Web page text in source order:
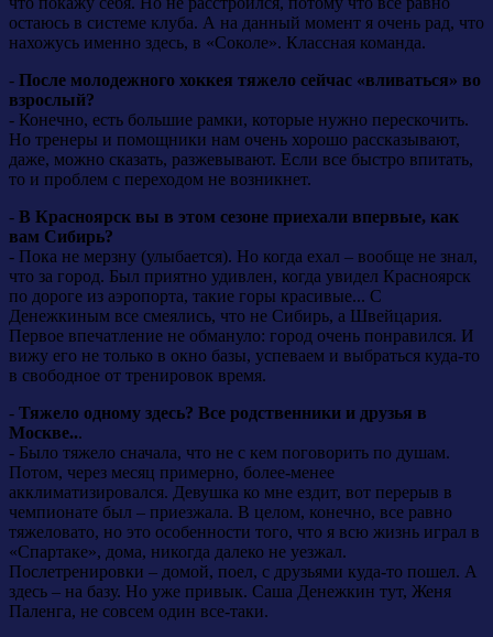
остаюсь в системе клуба. А на данный момент я очень рад, что
нахожусь именно здесь, в «Соколе». Классная команда.
- После молодежного хоккея тяжело сейчас «вливаться» во
взрослый?
- Конечно, есть большие рамки, которые нужно перескочить.
Но тренеры и помощники нам очень хорошо рассказывают,
даже, можно сказать, разжевывают. Если все быстро впитать,
то и проблем с переходом не возникнет.
- В Красноярск вы в этом сезоне приехали впервые, как
вам Сибирь?
- Пока не мерзну (улыбается). Но когда ехал – вообще не знал,
что за город. Был приятно удивлен, когда увидел Красноярск
по дороге из аэропорта, такие горы красивые... С
Денежкиным все смеялись, что не Сибирь, а Швейцария.
Первое впечатление не обмануло: город очень понравился. И
вижу его не только в окно базы, успеваем и выбраться куда-то
в свободное от тренировок время.
- Тяжело одному здесь? Все родственники и друзья в
Москве...
- Было тяжело сначала, что не с кем поговорить по душам.
Потом, через месяц примерно, более-менее
акклиматизировался. Девушка ко мне ездит, вот перерыв в
чемпионате был – приезжала. В целом, конечно, все равно
тяжеловато, но это особенности того, что я всю жизнь играл в
«Спартаке», дома, никогда далеко не уезжал.
Послетренировки – домой, поел, с друзьями куда-то пошел. А
здесь – на базу. Но уже привык. Саша Денежкин тут, Женя
Паленга, не совсем один все-таки.